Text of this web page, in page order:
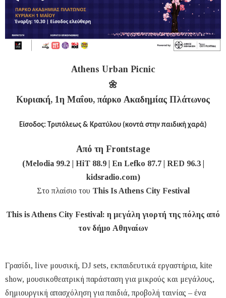
Athens Urban Picnic
🌼
Κυριακή, 1η Μαΐου, πάρκο Ακαδημίας Πλάτωνος
Είσοδος: Τριπόλεως & Κρατύλου (κοντά στην παιδική χαρά)
Από τη Frontstage
(Melodia 99.2 | HiT 88.9 | En Lefko 87.7 | RED 96.3 |
kidsradio.com)
Στο πλαίσιο του This Is Athens City Festival
This is Athens City Festival: η μεγάλη γιορτή της πόλης από
τον δήμο Αθηναίων
Γρασίδι, live μουσική, DJ sets, εκπαιδευτικά εργαστήρια, kite
show, μουσικοθεατρική παράσταση για μικρούς και μεγάλους,
δημιουργική απασχόληση για παιδιά, προβολή ταινίας – ένα